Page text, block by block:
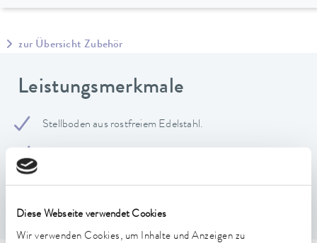
Diese Webseite verwendet Cookies
Wir verwenden Cookies, um Inhalte und Anzeigen zu
zur Übersicht Zubehör
Leistungsmerkmale
Stellboden aus rostfreiem Edelstahl.
In acht Stufen höhenverstellbar. Abstand zwischen den